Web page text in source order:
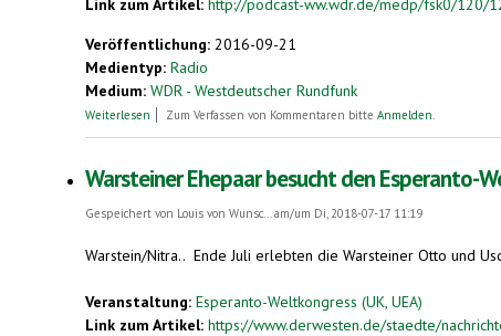
Link zum Artikel: http://podcast-ww.wdr.de/medp/fsk0/120/
Veröffentlichung: 2016-09-21
Medientyp: Radio
Medium: WDR - Westdeutscher Rundfunk
Weiterlesen über WDR Zeitzeichen über 40 Jahre "extra3"
Zum Verfassen von Kommentaren bitte Anmelden
Warsteiner Ehepaar besucht den Esperanto-
Gespeichert von Louis von Wunsc... am/um Di, 2018-07-17 11:19
Warstein/Nitra.. Ende Juli erlebten die Warsteiner Otto und
Veranstaltung: Esperanto-Weltkongress (UK, UEA)
Link zum Artikel: https://www.derwesten.de/staedte/